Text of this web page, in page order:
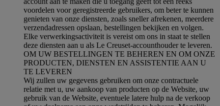
voordelen voor geregistreerde gebruikers, om beter te kunnen
genieten van onze diensten, zoals sneller afrekenen, meerdere
verzendadressen opslaan, bestellingen bekijken en volgen.
Elke verwerkingsactiviteit is vereist om ons in staat te stellen
deze diensten aan u als Le Creuset-accounthouder te leveren.
OM UW BESTELLINGEN TE BEHEREN EN OM ONZE
PRODUCTEN, DIENSTEN EN ASSISTENTIE AAN U
TE LEVEREN
Wij zullen uw gegevens gebruiken om onze contractuele
relatie met u, uw aankoop van producten op de Website, uw
gebruik van de Website, eventuele latere hulp na de verkoop